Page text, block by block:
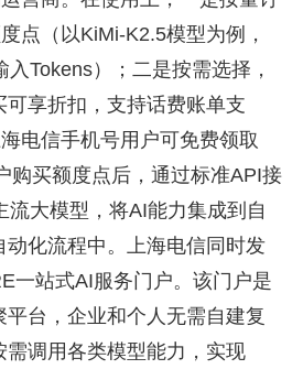
点（以KiMi-K2.5模型为例，
Tokens）；二是按需选择，
可享折扣，支持话费账单支
电信手机号用户可免费领取
购买额度点后，通过标准API接
流大模型，将AI能力集成到自
动化流程中。上海电信同时发
一站式AI服务门户。该门户是
台，企业和个人无需自建复
需调用各类模型能力，实现